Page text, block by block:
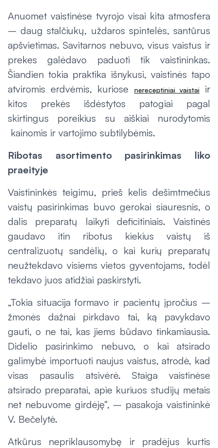
Anuomet vaistinėse tvyrojo visai kita atmosfera
– daug stalčiukų, uždaros spintelės, santūrus
apšvietimas. Savitarnos nebuvo, visus vaistus ir
prekes galėdavo paduoti tik vaistininkas.
Šiandien tokia praktika išnykusi, vaistinės tapo
atviromis erdvėmis, kuriose
nereceptiniai vaistai
ir
kitos prekės išdėstytos patogiai pagal
skirtingus poreikius su aiškiai nurodytomis
kainomis ir vartojimo subtilybėmis.
Ribotas asortimento pasirinkimas liko
praeityje
Vaistininkės teigimu, prieš kelis dešimtmečius
vaistų pasirinkimas buvo gerokai siauresnis, o
dalis preparatų laikyti deficitiniais. Vaistinės
gaudavo itin ribotus kiekius vaistų iš
centralizuotų sandėlių, o kai kurių preparatų
neužtekdavo visiems vietos gyventojams, todėl
tekdavo juos atidžiai paskirstyti.
„Tokia situacija formavo ir pacientų įpročius –
žmonės dažnai pirkdavo tai, ką pavykdavo
gauti, o ne tai, kas jiems būdavo tinkamiausia.
Didelio pasirinkimo nebuvo, o kai atsirado
galimybė importuoti naujus vaistus, atrodė, kad
visas pasaulis atsivėrė. Staiga vaistinėse
atsirado preparatai, apie kuriuos studijų metais
net nebuvome girdėję“, – pasakoja vaistininkė
V. Bečelytė.
Atkūrus nepriklausomybę ir pradėjus kurtis